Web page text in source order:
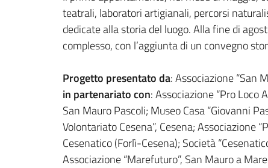
teatrali, laboratori artigianali, percorsi
dedicate alla storia del luogo. Alla fine di
complesso, con l’aggiunta di un convegno
Progetto presentato da: Associazione “San
in partenariato con: Associazione “Pro Loco
San Mauro Pascoli; Museo Casa “Giovanni
Volontariato Cesena”, Cesena; Associazione
Cesenatico (Forlì-Cesena); Società
Associazione “Marefuturo”, San Mauro a Mare